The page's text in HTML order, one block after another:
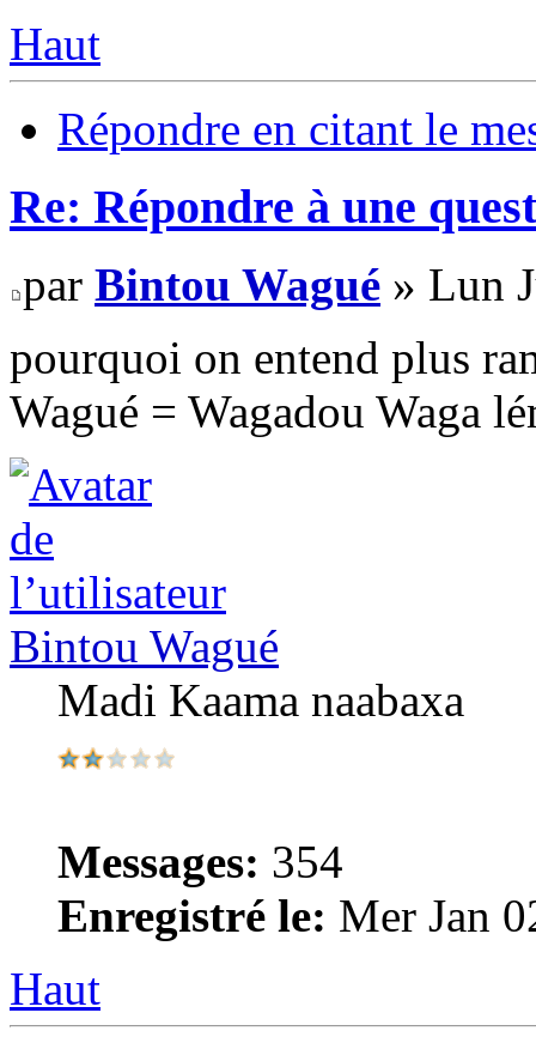
Haut
Répondre en citant le
Re: Répondre à une
par Bintou Wagué » Lun
pourquoi on entend plus
Wagué = Wagadou Waga
Bintou Wagué
Madi Kaama naabaxa
Messages: 354
Enregistré le: Mer Jan
Haut